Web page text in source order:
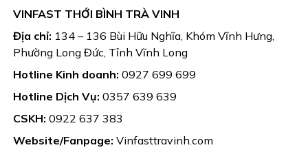
VINFAST THỚI BÌNH TRÀ VINH
Địa chỉ: 134 – 136 Bùi Hữu Nghĩa, Khóm Vĩnh Hưng,
Phường Long Đức, Tỉnh Vĩnh Long
Hotline Kinh doanh: 0927 699 699
Hotline Dịch Vụ: 0357 639 639
CSKH:0922 637 383
Website/Fanpage: Vinfasttravinh.com